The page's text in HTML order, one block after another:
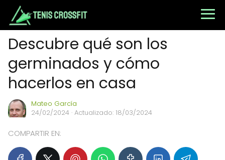
Descubre qué son los
germinados y cómo
hacerlos en casa
Mateo García
24/02/2024 · Actualizado: 18/03/2024
COMPARTIR EN: